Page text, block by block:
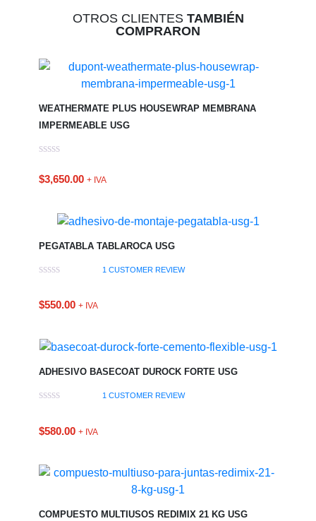
OTROS CLIENTES TAMBIÉN
COMPRARON
WEATHERMATE PLUS HOUSEWRAP MEMBRANA
IMPERMEABLE USG
$3,650.00 + IVA
PEGATABLA TABLAROCA USG
1 CUSTOMER REVIEW
$550.00 + IVA
ADHESIVO BASECOAT DUROCK FORTE USG
1 CUSTOMER REVIEW
$580.00 + IVA
COMPUESTO MULTIUSOS REDIMIX 21 KG USG